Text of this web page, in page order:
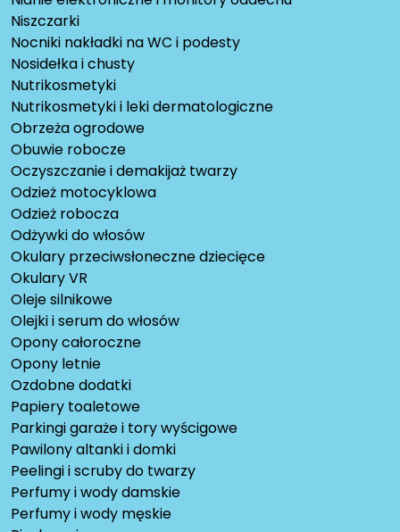
Niszczarki
Nocniki nakładki na WC i podesty
Nosidełka i chusty
Nutrikosmetyki
Nutrikosmetyki i leki dermatologiczne
Obrzeża ogrodowe
Obuwie robocze
Oczyszczanie i demakijaż twarzy
Odzież motocyklowa
Odzież robocza
Odżywki do włosów
Okulary przeciwsłoneczne dziecięce
Okulary VR
Oleje silnikowe
Olejki i serum do włosów
Opony całoroczne
Opony letnie
Ozdobne dodatki
Papiery toaletowe
Parkingi garaże i tory wyścigowe
Pawilony altanki i domki
Peelingi i scruby do twarzy
Perfumy i wody damskie
Perfumy i wody męskie